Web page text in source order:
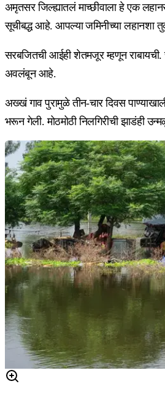
अमृतसर जिल्ह्यातलं माच्छीवाला हे एक
सूचीबद्ध आहे. आपल्या जमिनीच्या लहानशा
सरबजितची आईही शेतमजूर म्हणून
अवलंबून आहे.
अख्खं गाव पुरामुळे तीन-चार दिवस
भरून गेली. मोठमोठी निलगिरीची झाडंही